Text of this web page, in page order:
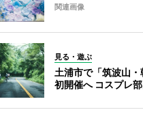
関連画像
見る・遊ぶ
土浦市で「筑波山・
初開催へ コスプレ